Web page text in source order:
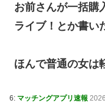
お前さんが一括購
ライブ！とか書い
ほんで普通の女は
6: マッチングアプリ速報